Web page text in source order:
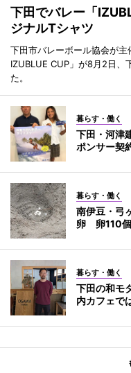
下田でバレー「
ジナルTシャツ
下田市バレーボール協会が
IZUBLUE CUP」が8月2日、
た。
暮らす・働く
下田・河津
ポンサー契
暮らす・働く
南伊豆・弓
卵 卵110
暮らす・働く
下田の和モ
内カフェで